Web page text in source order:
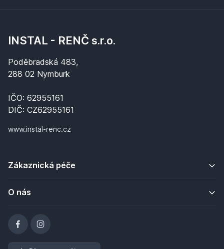
INSTAL - RENČ s.r.o.
Poděbradská 483,
288 02 Nymburk
IČO: 62955161
DIČ: CZ62955161
www.instal-renc.cz
Zákaznická péče
O nás